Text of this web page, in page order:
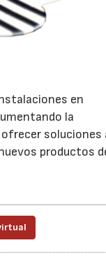
en
la
soluciones
productos